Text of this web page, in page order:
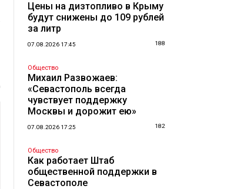
Цены на дизтопливо в Крыму
будут снижены до 109 рублей
за литр
07.08.2026 17:45 188
Общество
Михаил Развожаев:
«Севастополь всегда
чувствует поддержку
Москвы и дорожит ею»
07.08.2026 17:25 182
Общество
Как работает Штаб
общественной поддержки в
Севастополе